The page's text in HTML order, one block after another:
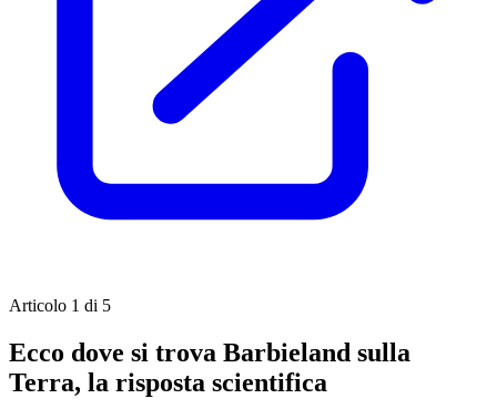
Articolo 1 di 5
Ecco dove si trova Barbieland sulla
Terra, la risposta scientifica